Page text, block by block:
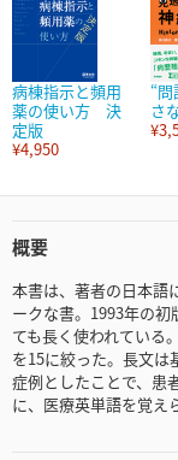
病棟指示と頻用
薬の使い方 決
定版
¥4,950
“問
さ
概要
本書は、著者の日本語
ークな書。1993年の
ても長く使われている
を15に絞った。長文は
症例としたことで、患
に、医療英単語を覚え